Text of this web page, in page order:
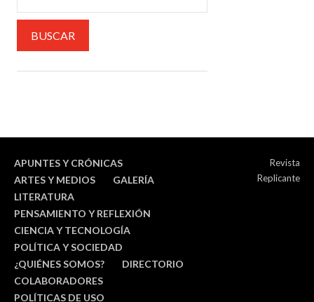
APUNTES Y CRÓNICAS
ARTES Y MEDIOS
GALERÍA
LITERATURA
PENSAMIENTO Y REFLEXIÓN
CIENCIA Y TECNOLOGÍA
POLÍTICA Y SOCIEDAD
¿QUIÉNES SOMOS?
DIRECTORIO
COLABORADORES
POLÍTICAS DE USO
Revista
Replicante